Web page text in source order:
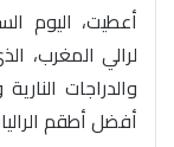
لرالي المغرب،
والدراجات
أفضل أطقم